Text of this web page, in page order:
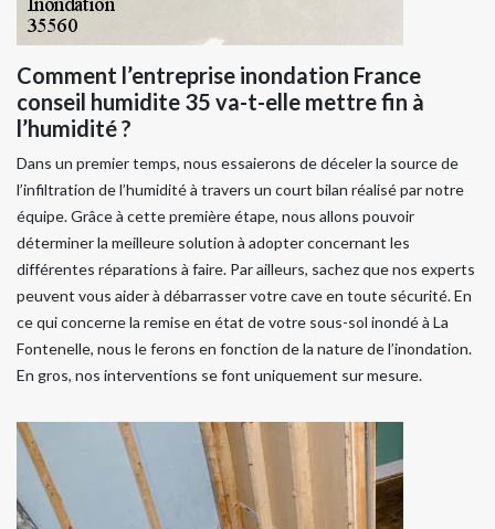
Comment l’entreprise inondation France
conseil humidite 35 va-t-elle mettre fin à
l’humidité ?
Dans un premier temps, nous essaierons de déceler la source de
l’infiltration de l’humidité à travers un court bilan réalisé par notre
équipe. Grâce à cette première étape, nous allons pouvoir
déterminer la meilleure solution à adopter concernant les
différentes réparations à faire. Par ailleurs, sachez que nos experts
peuvent vous aider à débarrasser votre cave en toute sécurité. En
ce qui concerne la remise en état de votre sous-sol inondé à La
Fontenelle, nous le ferons en fonction de la nature de l’inondation.
En gros, nos interventions se font uniquement sur mesure.